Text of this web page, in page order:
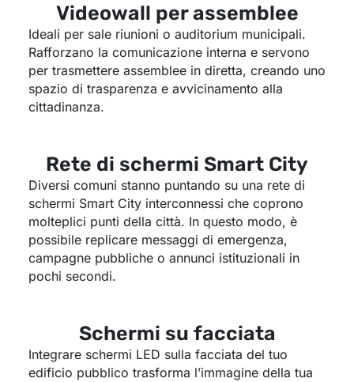
Videowall per assemblee
Ideali per sale riunioni o auditorium municipali.
Rafforzano la comunicazione interna e servono
per trasmettere assemblee in diretta, creando uno
spazio di trasparenza e avvicinamento alla
cittadinanza.
Rete di schermi Smart City
Diversi comuni stanno puntando su una rete di
schermi Smart City interconnessi che coprono
molteplici punti della città. In questo modo, è
possibile replicare messaggi di emergenza,
campagne pubbliche o annunci istituzionali in
pochi secondi.
Schermi su facciata
Integrare schermi LED sulla facciata del tuo
edificio pubblico trasforma l’immagine della tua